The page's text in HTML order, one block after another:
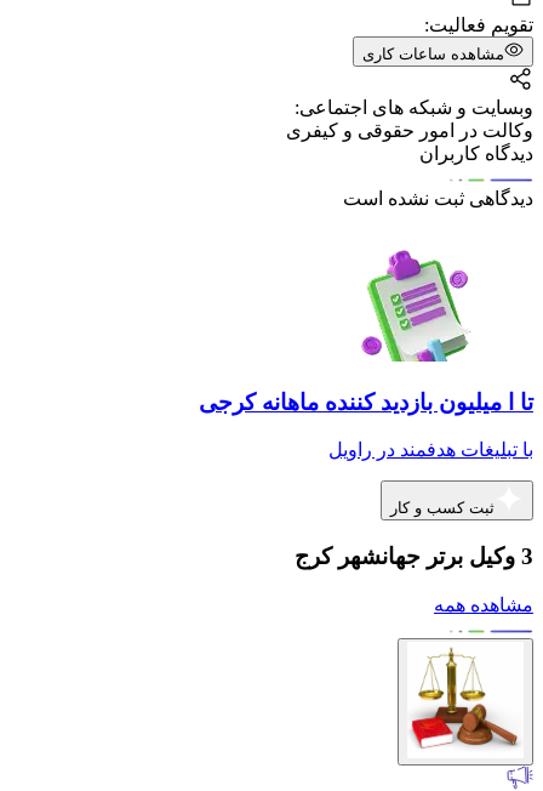
تقویم فعالیت:
مشاهده ساعات کاری
وبسایت و شبکه های اجتماعی:
وکالت در امور حقوقی و کیفری
دیدگاه کاربران
دیدگاهی ثبت نشده است
تا ا میلیون بازدید کننده ماهانه کرجی
با تبلیغات هدفمند در راویل
ثبت کسب و کار
3 وکیل برتر جهانشهر کرج
مشاهده همه